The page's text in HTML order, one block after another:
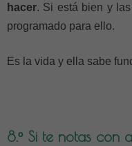
hacer. Si está bien y
programado para ello.
Es la vida y ella sabe
8.º Si te notas con